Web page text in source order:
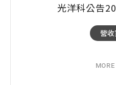
光洋科公告
營
MORE